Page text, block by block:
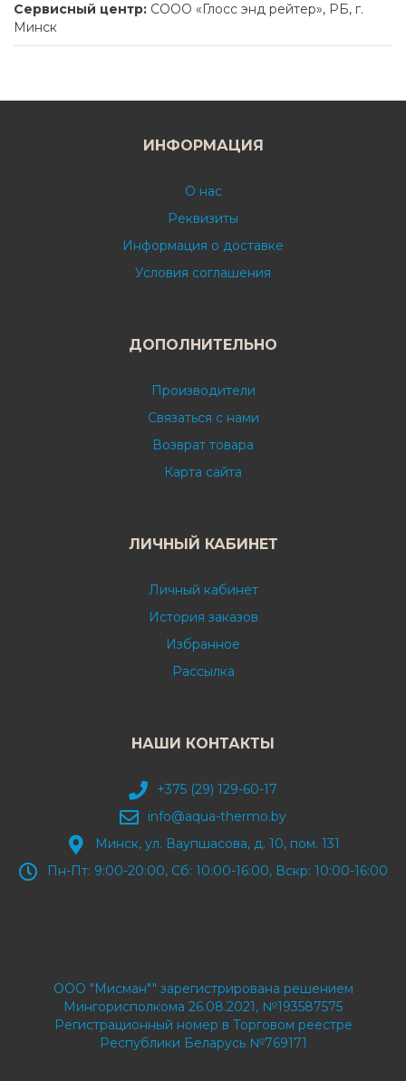
Сервисный центр: СООО «Глосс энд рейтер», РБ, г.
Минск
ИНФОРМАЦИЯ
О нас
Реквизиты
Информация о доставке
Условия соглашения
ДОПОЛНИТЕЛЬНО
Производители
Связаться с нами
Возврат товара
Карта сайта
ЛИЧНЫЙ КАБИНЕТ
Личный кабинет
История заказов
Избранное
Рассылка
НАШИ КОНТАКТЫ
+375 (29) 129-60-17
info@aqua-thermo.by
Минск, ул. Ваупшасова, д. 10, пом. 131
Пн-Пт: 9:00-20:00, Сб: 10:00-16:00, Вскр: 10:00-16:00
ООО "Мисман"" зарегистрирована решением
Мингорисполкома 26.08.2021, №193587575
Регистрационный номер в Торговом реестре
Республики Беларусь №769171